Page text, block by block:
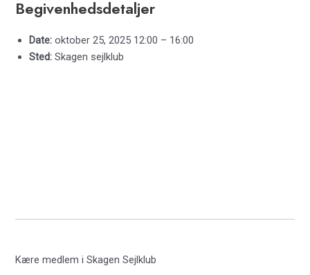
Begivenhedsdetaljer
Date: oktober 25, 2025 12:00 – 16:00
Sted: Skagen sejlklub
Kære medlem i Skagen Sejlklub